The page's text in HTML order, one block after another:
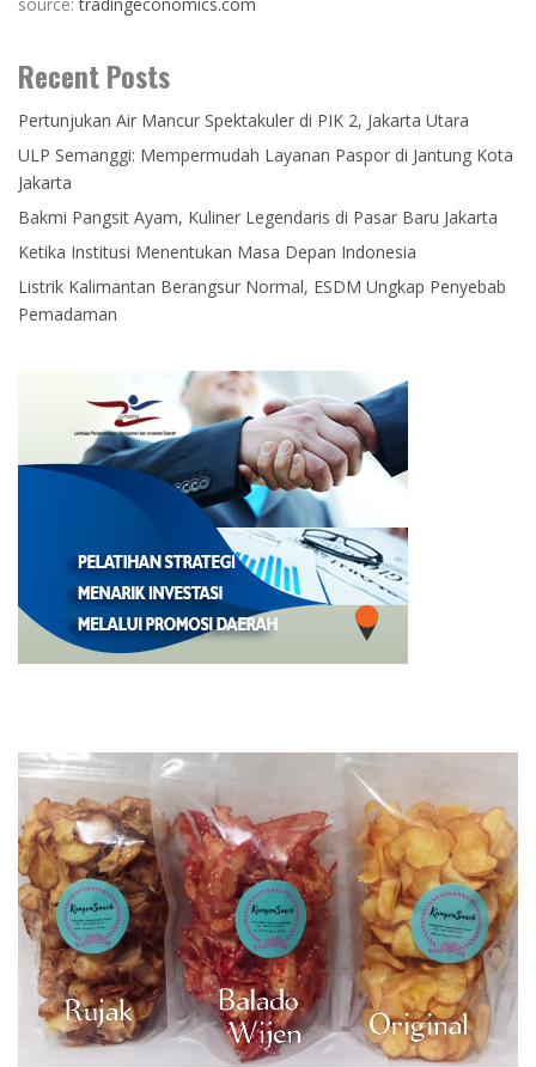
Recent Posts
Pertunjukan Air Mancur Spektakuler di PIK 2, Jakarta Utara
ULP Semanggi: Mempermudah Layanan Paspor di Jantung Kota
Jakarta
Bakmi Pangsit Ayam, Kuliner Legendaris di Pasar Baru Jakarta
Ketika Institusi Menentukan Masa Depan Indonesia
Listrik Kalimantan Berangsur Normal, ESDM Ungkap Penyebab
Pemadaman